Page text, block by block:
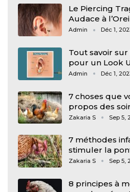
Le Piercing
Audace à
Admin Déc 1,
Tout savoir
pour un Look
Admin Déc 1,
7 choses que
propos des
Zakaria S Sep 5,
7 méthodes
stimuler la
Zakaria S Sep 5,
8 principes à